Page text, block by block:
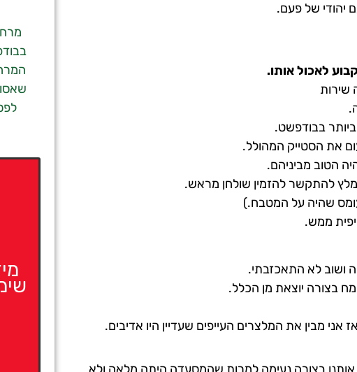
יהודי של פעם.
לאכול אותו.
שירות
בבודפשט.
את הסטייק המהולל.
הטוב מביניהם.
להתקשר להזמין שולחן מראש.
שהיה על המטבח.)
ממש.
ושוב לא התאכזבתי.
בצורה יוצאת מן הכלל.
מבין את המלצרים העייפים שעדיין היו אדיבים.
אותנו בצורה נעימה למרות שהמסעדה היתה מלאה ולא